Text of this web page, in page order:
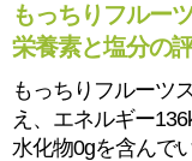
もっちりフルー
栄養素と塩分の
もっちりフルーツ
え、エネルギー
水化物0gを含んで